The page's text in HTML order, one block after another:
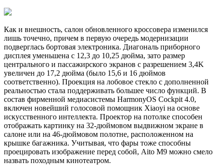
Как и внешность, салон обновленного кроссовера изменился
лишь точечно, причем в первую очередь модернизации
подверглась бортовая электроника. Диагональ приборного
дисплея уменьшена с 12,3 до 10,25 дюйма, зато размер
центрального и пассажирского экранов с разрешением 3,4K
увеличен до 17,2 дюйма (было 15,6 и 16 дюймов
соответственно). Проекция на лобовое стекло с дополненной
реальностью стала поддерживать большее число функций. В
состав фирменной медиасистемы HarmonyOS Cockpit 4.0,
включен новейший голосовой помощник Xiaoyi на основе
искусственного интеллекта. Проектор на потолке способен
отображать картинку на 32-дюймовом выдвижном экране в
салоне или на 46-дюймовом полотне, расположенном на
крышке багажника. Учитывая, что фары тоже способны
проецировать изображение перед собой, Aito M9 можно смело
назвать походным кинотеатром.